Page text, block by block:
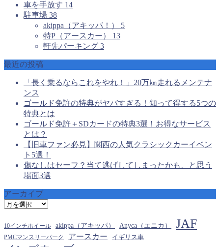
車を手放す 14
駐車場 38
akippa（アキッパ！） 5
特P（アースカー） 13
軒先パーキング 3
最近の投稿
「長く乗るならこれをやれ！」20万㎞走れるメンテナ
ンス
ゴールド免許の特典がヤバすぎる！知って得する5つの
特典とは
ゴールド免許＋SDカードの特典3選！お得なサービス
とは？
【旧車ファン必見】関西の人気クラシックカーイベン
ト5選！
傷なしはセーフ？当て逃げしてしまったかも、と思う
場面3選
アーカイブ
ア
カ
イ
ブ
10インチホイール akippa（アキッパ） Anyca（エニカ） JAF
PMCマンスリーパーク アースカー イギリス車